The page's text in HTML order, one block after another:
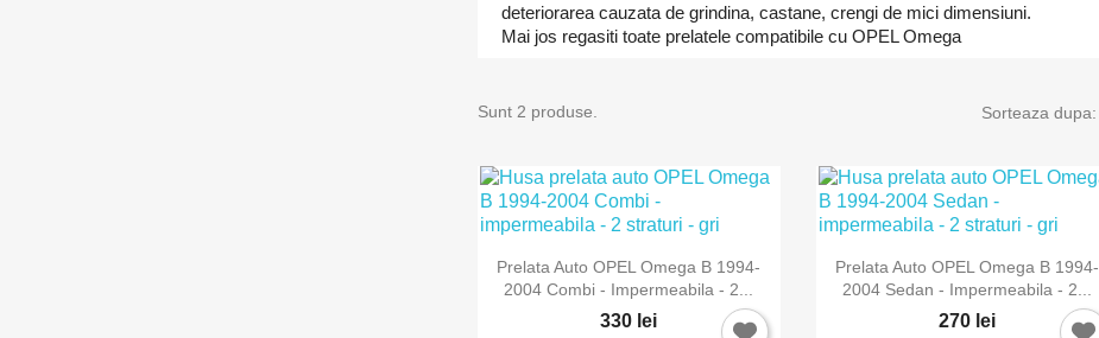
deteriorarea cauzata de grindina, castane, crengi de mici dimensiuni.
Mai jos regasiti toate prelatele compatibile cu OPEL Omega
Sunt 2 produse. Sorteaza dupa:
 Vizualizare rapida
Prelata Auto OPEL Omega B 1994-
2004 Combi - Impermeabila - 2...
330 lei
 Vizualizare rapida
Prelata Auto OPEL Omega B 1994-
2004 Sedan - Impermeabila - 2...
270 lei